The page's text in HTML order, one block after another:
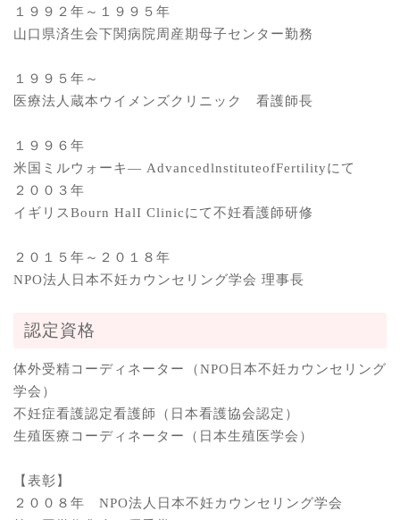
１９９２年～１９９５年
山口県済生会下関病院周産期母子センター勤務
１９９５年～
医療法人蔵本ウイメンズクリニック 看護師長
１９９６年
米国ミルウォーキ— AdvancedlnstituteofFertilityにて
２００３年
イギリスBourn HalI Clinicにて不妊看護師研修
２０１５年～２０１８年
NPO法人日本不妊カウンセリング学会 理事長
認定資格
体外受精コーディネーター（NPO日本不妊カウンセリング
学会）
不妊症看護認定看護師（日本看護協会認定）
生殖医療コーディネーター（日本生殖医学会）
【表彰】
２００８年 NPO法人日本不妊カウンセリング学会